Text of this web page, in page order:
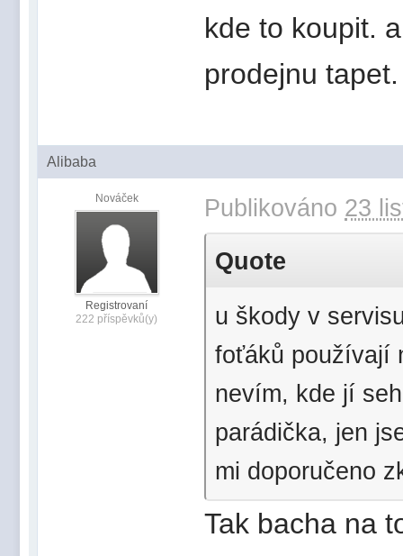
kde to koupit.
prodejnu tapet.
Alibaba
Nováček
Registrovaní
222 příspěvků(y)
Publikováno 23
Quote
u škody v
foťáků používají
nevím, kde jí
parádička, jen
mi doporučeno
Tak bacha na